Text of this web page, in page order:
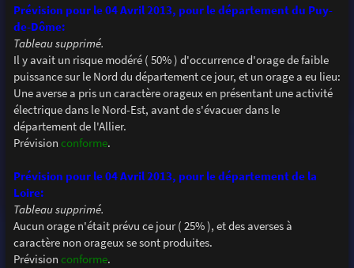
s
s
a
g
e
Prévision pour le 04 Avril 2013, pour le département du Puy-
de-Dôme:
Tableau supprimé.
Il y avait un risque modéré ( 50% ) d'occurrence d'orage de faible
puissance sur le Nord du département ce jour, et un orage a eu lieu:
Une averse a pris un caractère orageux en présentant une activité
électrique dans le Nord-Est, avant de s'évacuer dans le
département de l'Allier.
Prévision conforme.
Prévision pour le 04 Avril 2013, pour le département de la
Loire:
Tableau supprimé.
Aucun orage n'était prévu ce jour ( 25% ), et des averses à
caractère non orageux se sont produites.
Prévision conforme.